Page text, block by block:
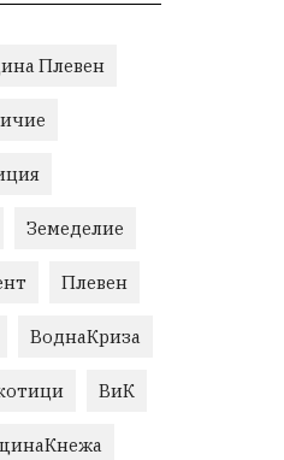
Плевен
Земеделие
Плевен
ВоднаКриза
ВиК